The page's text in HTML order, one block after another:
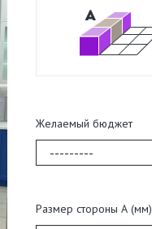
Желаемый бюджет
---------
Размер стороны А (мм)